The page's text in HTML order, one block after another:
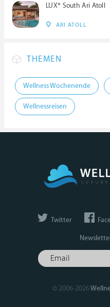
LUX* South Ari Atoll
ARI ATOLL
THEMEN
Wellness Wochenende
Wellnessreisen
Twitter
© 2006-2026